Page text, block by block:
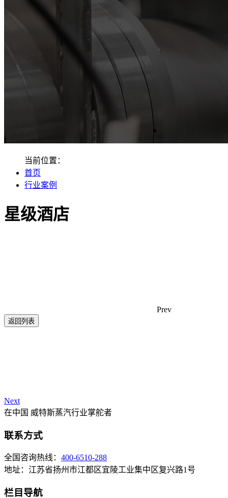
当前位置：
首页
行业案例
星级酒店
Prev
返回列表
Next
在中国 威特斯蒸汽行业掌舵者
联系方式
全国咨询热线： 400-6510-288
地址：江苏省扬州市江都区宜陵工业集中区复兴路1号
栏目导航